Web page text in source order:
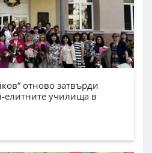
отново затвърди
елитните училища в